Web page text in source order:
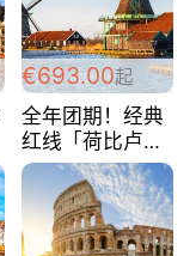
€693.00起
全年团期！经典
红线「荷比卢德
法」七天循环 五
国 仅售99欧/人/
天！巴黎上下！
包拼房~